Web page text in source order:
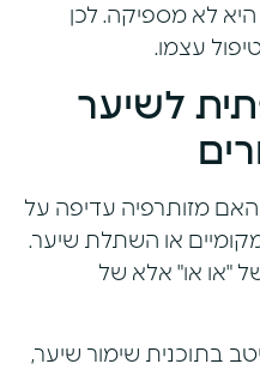
לא מספיקה. לכן
עצמו.
לשיער
מזותרפיה עדיפה על
או השתלת שיער.
"או או" אלא של
בתוכנית שימור שיער,